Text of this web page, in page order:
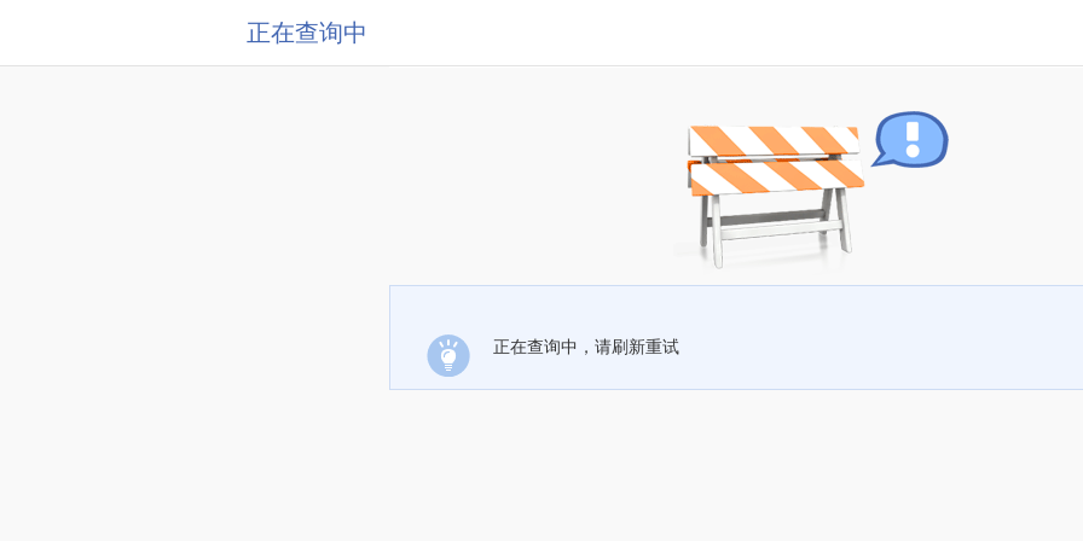
正在查询中
正在查询中，请刷新重试